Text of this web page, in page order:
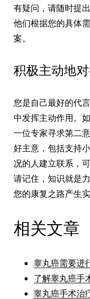
有疑问，请随时提
他们根据您的具体
案。
积极主动地
您是自己最好的代
中发挥主动作用。
一位专家寻求第二
好主意，包括支持
况的人建立联系，
请记住，知识就是
您的康复之路产生
相关文章
睾丸癌需要
了解睾丸癌手
睾丸癌手术